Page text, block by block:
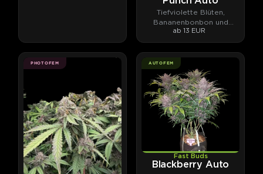
Tiefviolette Blüten,
Bananenbonbon und
Autoflower-Spitzenpotenz.
ab 13 EUR
PHOTOFEM AUTOFEM
Fast Buds
Blackberry Auto